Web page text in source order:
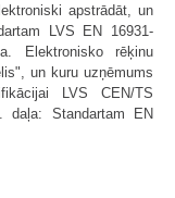
apstrādāt, un
LVS EN 16931-
Elektronisko rēķinu
un kuru uzņēmums
LVS CEN/TS
daļa: Standartam EN